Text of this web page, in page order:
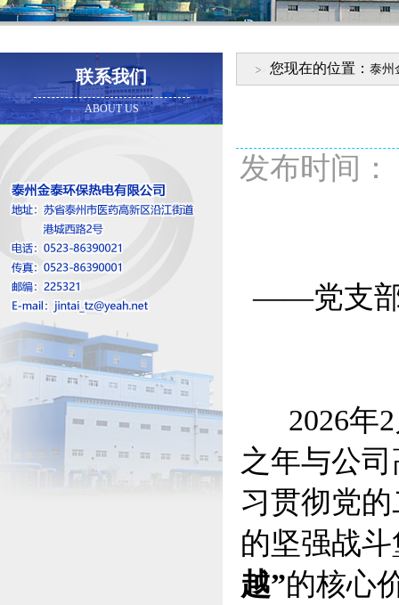
联系我们
ABOUT US
您现在的位置： 泰州
发布时间：
——党支部
2026年2
之年与公
习贯彻党
的坚强战
越”的核心